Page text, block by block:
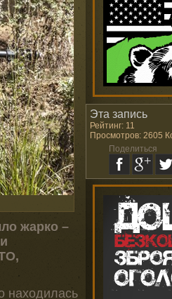
жарко –
находилась
Эта запись
Рейтинг: 11
Просмотров: 2605
Поделиться